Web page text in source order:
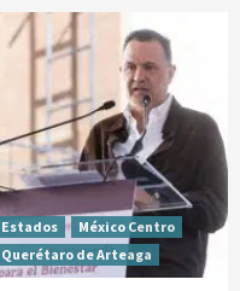
Estados
México Centro
Querétaro de Arteaga